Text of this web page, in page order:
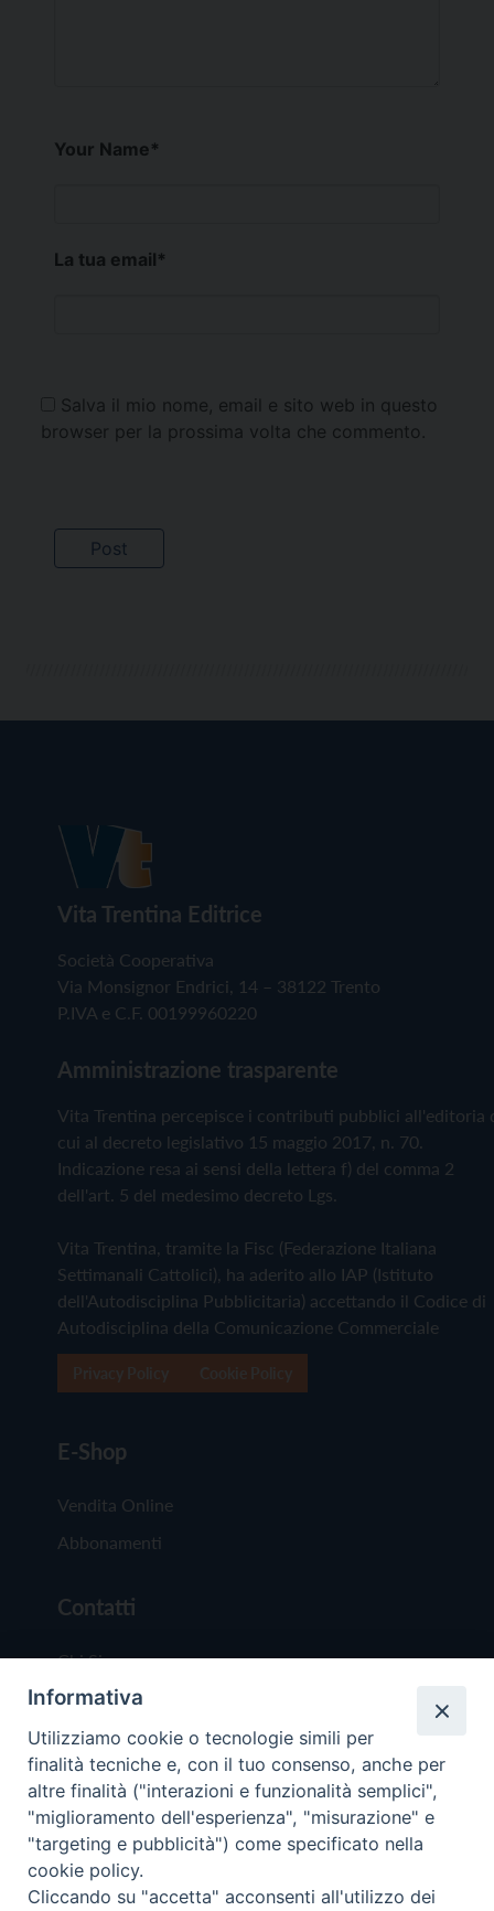
Your Name*
La tua email*
Salva il mio nome, email e sito web in questo
browser per la prossima volta che commento.
Vita Trentina Editrice
Società Cooperativa
Via Monsignor Endrici, 14 – 38122 Trento
P.IVA e C.F. 00199960220
Amministrazione trasparente
Vita Trentina percepisce i contributi pubblici all'editoria
cui al decreto legislativo 15 maggio 2017, n. 70.
Indicazione resa ai sensi della lettera f) del comma 2
dell'art. 5 del medesimo decreto Lgs.
Vita Trentina, tramite la Fisc (Federazione Italiana
Settimanali Cattolici), ha aderito allo IAP (Istituto
dell'Autodisciplina Pubblicitaria) accettando il Codice di
Autodisciplina della Comunicazione Commerciale
E-Shop
Vendita Online
Abbonamenti
Contatti
Chi Siamo
Redazione
Scrivici
Copyright © 2019 - Tutti i diritti riservati - Vita
Informativa
Utilizziamo cookie o tecnologie simili per
finalità tecniche e, con il tuo consenso, anche per
altre finalità ("interazioni e funzionalità semplici",
"miglioramento dell'esperienza", "misurazione" e
"targeting e pubblicità") come specificato nella
cookie policy.
Cliccando su "accetta" acconsenti all'utilizzo dei